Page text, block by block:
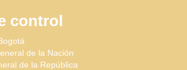
control
de la Nación
de la República